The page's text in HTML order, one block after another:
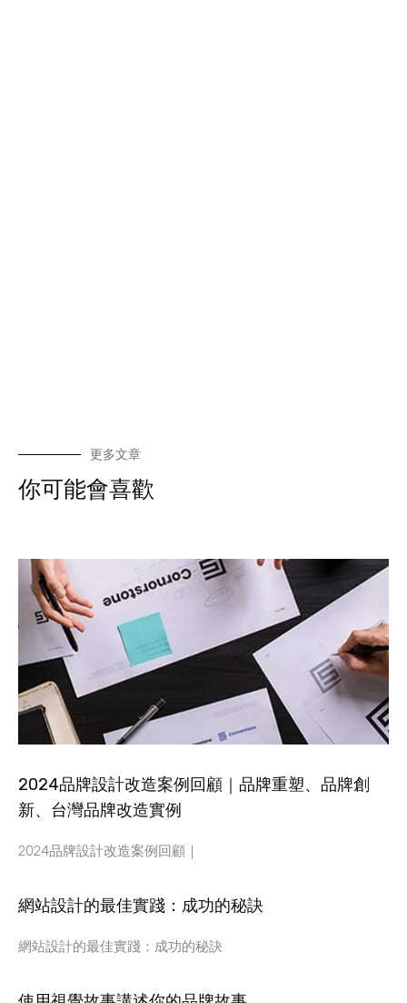
更多文章
你可能會喜歡
2024品牌設計改造案例回顧｜品牌重塑、品牌創
新、台灣品牌改造實例
2024品牌設計改造案例回顧｜
網站設計的最佳實踐：成功的秘訣
網站設計的最佳實踐：成功的秘訣